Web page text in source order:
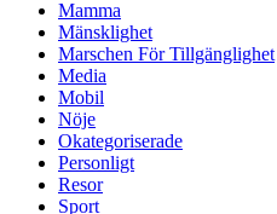
Mamma
Mänsklighet
Marschen För Tillgänglighet
Media
Mobil
Nöje
Okategoriserade
Personligt
Resor
Sport